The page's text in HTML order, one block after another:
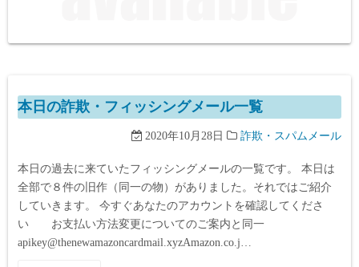
本日の詐欺・フィッシングメール一覧
2020年10月28日 詐欺・スパムメール
本日の過去に来ていたフィッシングメールの一覧です。 本日は
全部で８件の旧作（同一の物）がありました。それではご紹介
していきます。 今すぐあなたのアカウントを確認してくださ
い お支払い方法変更についてのご案内と同一
apikey@thenewamazoncardmail.xyzAmazon.co.j…